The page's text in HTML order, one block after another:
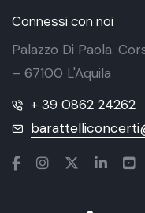
Connessi con noi
Palazzo Di Paola.
– 67100 L'Aquila
+ 39 0862 24262